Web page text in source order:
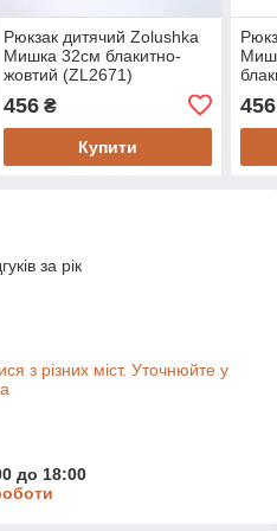
Рюкзак дитячий Zolushka
Мишка 32см блакитно-
жовтий (ZL2671)
456₴
Купити
456
за рік
з різних міст. Уточнюйте у
до 18:00